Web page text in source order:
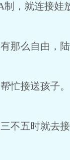
，就连接娃
那么自由，陆
忙接送孩子。
不五时就去接